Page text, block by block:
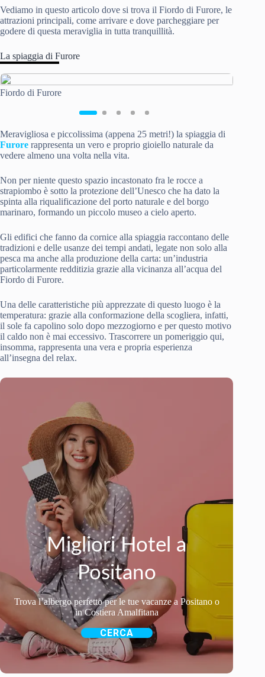
Vediamo in questo articolo dove si trova il Fiordo di Furore, le
attrazioni principali, come arrivare e dove parcheggiare per
godere di questa meraviglia in tutta tranquillità.
La spiaggia di Furore
Fiordo di Furore
Meravigliosa e piccolissima (appena 25 metri!) la spiaggia di
Furore rappresenta un vero e proprio gioiello naturale da
vedere almeno una volta nella vita.
Non per niente questo spazio incastonato fra le rocce a
strapiombo è sotto la protezione dell’Unesco che ha dato la
spinta alla riqualificazione del porto naturale e del borgo
marinaro, formando un piccolo museo a cielo aperto.
Gli edifici che fanno da cornice alla spiaggia raccontano delle
tradizioni e delle usanze dei tempi andati, legate non solo alla
pesca ma anche alla produzione della carta: un’industria
particolarmente redditizia grazie alla vicinanza all’acqua del
Fiordo di Furore.
Una delle caratteristiche più apprezzate di questo luogo è la
temperatura: grazie alla conformazione della scogliera, infatti,
il sole fa capolino solo dopo mezzogiorno e per questo motivo
il caldo non è mai eccessivo. Trascorrere un pomeriggio qui,
insomma, rappresenta una vera e propria esperienza
all’insegna del relax.
Migliori Hotel a
Positano
Trova l’albergo perfetto per le tue vacanze a Positano o
in Costiera Amalfitana
CERCA